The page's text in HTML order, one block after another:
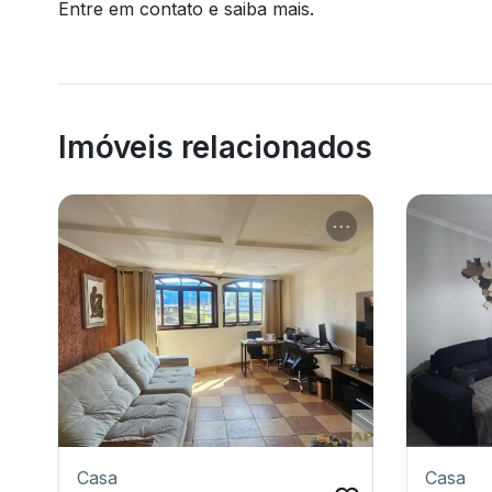
Entre em contato e saiba mais.
Imóveis relacionados
Casa Casa